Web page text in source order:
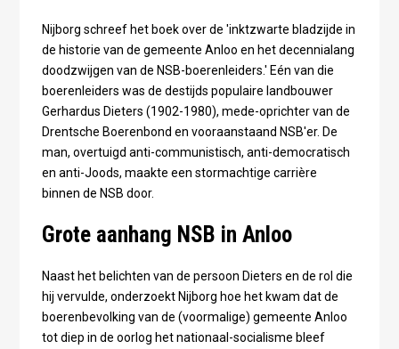
Nijborg schreef het boek over de 'inktzwarte bladzijde in
de historie van de gemeente Anloo en het decennialang
doodzwijgen van de NSB-boerenleiders.' Eén van die
boerenleiders was de destijds populaire landbouwer
Gerhardus Dieters (1902-1980), mede-oprichter van de
Drentsche Boerenbond en vooraanstaand NSB'er. De
man, overtuigd anti-communistisch, anti-democratisch
en anti-Joods, maakte een stormachtige carrière
binnen de NSB door.
Grote aanhang NSB in Anloo
Naast het belichten van de persoon Dieters en de rol die
hij vervulde, onderzoekt Nijborg hoe het kwam dat de
boerenbevolking van de (voormalige) gemeente Anloo
tot diep in de oorlog het nationaal-socialisme bleef